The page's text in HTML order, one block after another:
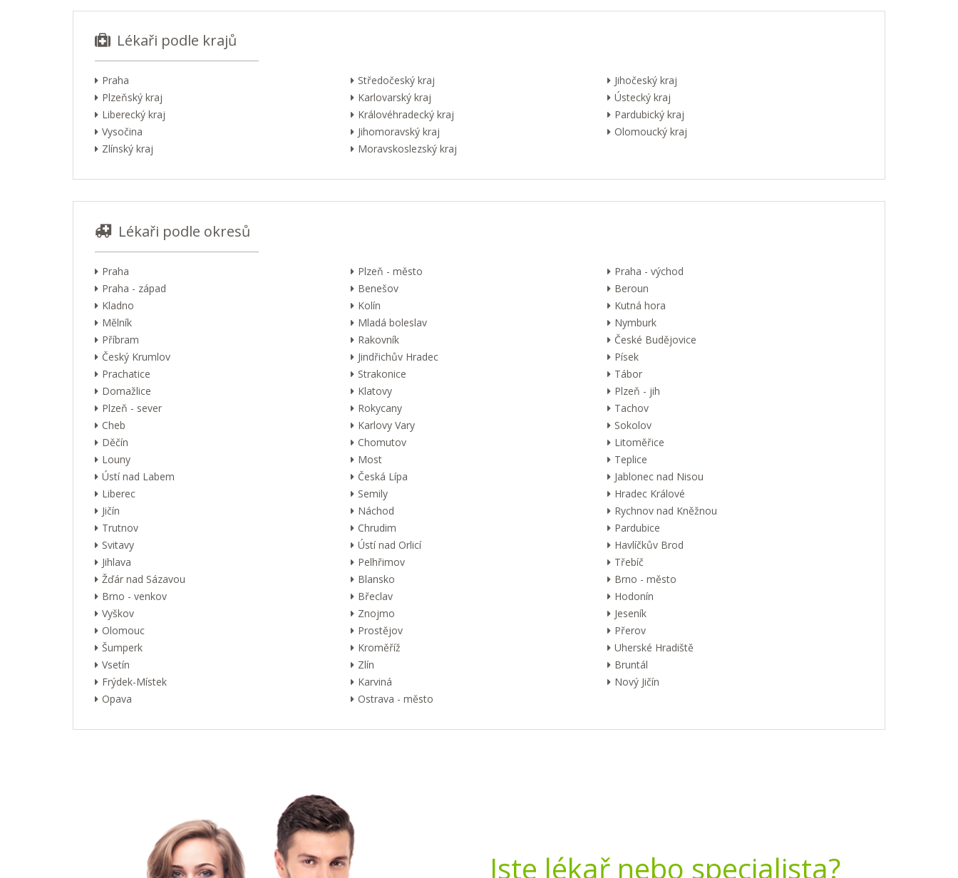
Lékaři podle krajů
Praha Středočeský kraj
Jihočeský kraj
Plzeňský kraj
Karlovarský kraj
Ústecký kraj
Liberecký kraj
Královéhradecký kraj
Pardubický kraj
Vysočina
Jihomoravský kraj
Olomoucký kraj
Zlínský kraj
Moravskoslezský kraj
Lékaři podle okresů
Praha Plzeň - město
Praha - východ
Praha - západ
Benešov
Beroun
Kladno
Kolín
Kutná hora
Mělník
Mladá boleslav
Nymburk
Příbram
Rakovník
České Budějovice
Český Krumlov
Jindřichův Hradec
Písek
Prachatice
Strakonice
Tábor
Domažlice
Klatovy
Plzeň - jih
Plzeň - sever
Rokycany
Tachov
Cheb
Karlovy Vary
Sokolov
Děčín
Chomutov
Litoměřice
Louny
Most
Teplice
Ústí nad Labem
Česká Lípa
Jablonec nad Nisou
Liberec
Semily
Hradec Králové
Jičín
Náchod
Rychnov nad Kněžnou
Trutnov
Chrudim
Pardubice
Svitavy
Ústí nad Orlicí
Havlíčkův Brod
Jihlava
Pelhřimov
Třebíč
Žďár nad Sázavou
Blansko
Brno - město
Brno - venkov
Břeclav
Hodonín
Vyškov
Znojmo
Jeseník
Olomouc
Prostějov
Přerov
Šumperk
Kroměříž
Uherské Hradiště
Vsetín
Zlín
Bruntál
Frýdek-Místek
Karviná
Nový Jičín
Opava
Ostrava - město
Jste lékař nebo specialista?